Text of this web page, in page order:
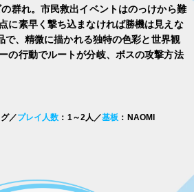
群れ。市民救出イベントはのっけから難
に素早く撃ち込まなければ勝機は見えな
で、精微に描かれる独特の色彩と世界観
の行動でルートが分岐、ボスの攻撃方法
／プレイ人数 ：1～2人／基板 ：NAOMI